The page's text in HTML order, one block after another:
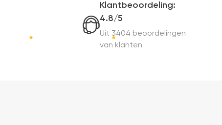
Klantbeoordeling:
4.8/5
Uit 3404 beoordelingen
van klanten